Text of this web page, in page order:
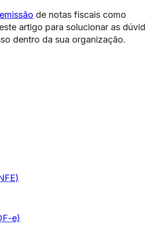
emissão de notas fiscais como
artigo para solucionar as
dentro da sua organização.
e)